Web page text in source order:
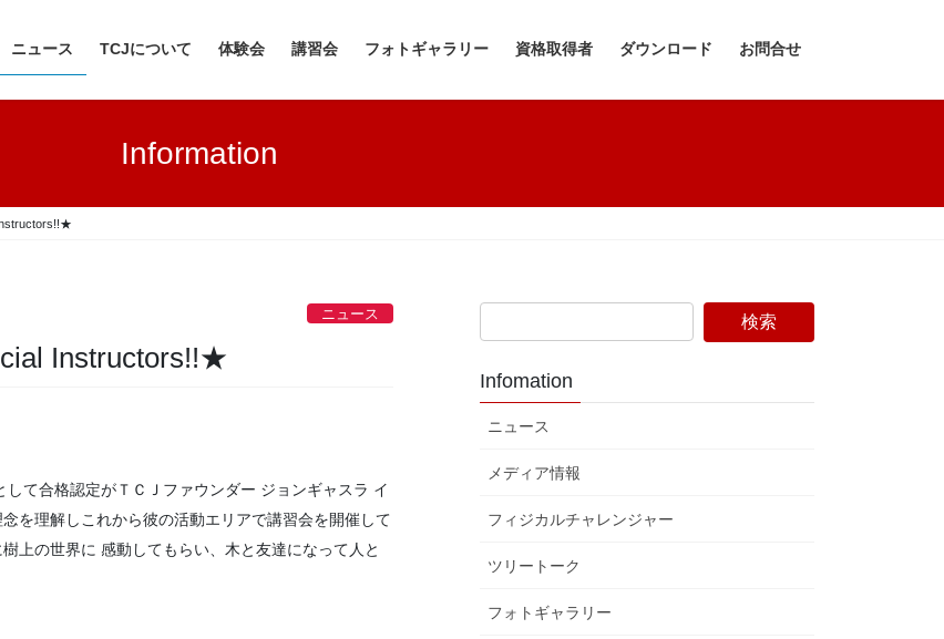
ニュース TCJについて 体験会 講習会 フォトギャラリー 資格取得者 ダウンロード お問合せ
Information
ニュース
Instructors!!★
て合格認定がＴＣＪファウンダー ジョンギャスラ イ
を理解しこれから彼の活動エリアで講習会を開催して
上の世界に 感動してもらい、木と友達になって人と
Infomation
ニュース
メディア情報
フィジカルチャレンジャー
ツリートーク
フォトギャラリー